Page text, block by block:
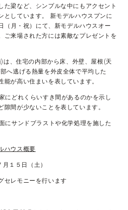
た梁など、シンプルな中にもアクセント
としています。 新モデルハウスプンに
（月・祝）にて、新モデルハウスオー
ご来場された方には素敵なプレゼントを
、住宅の内部から床、外壁、屋根(天
へ逃げる熱量を外皮全体で平均した
が高い住まいを表しています。
にどれくらいすき間があるのかを示し
間が少ないことを表しています。
にサンドブラストや化学処理を施した
ハウス概要
１５日（土）
セレモニーを行います